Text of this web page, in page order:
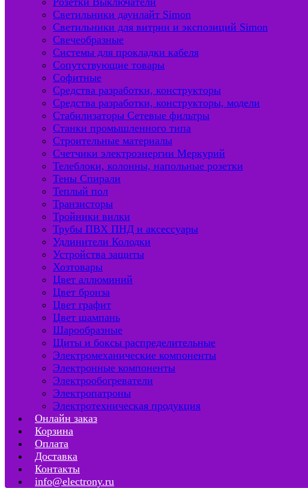
Светильники даунлайт Simon
Светильники для витрин и экспозиций Simon
Свечеобразные
Системы для прокладки кабеля
Сопутствующие товары
Софитные
Средства разработки, конструкторы
Средства разработки, конструкторы, модели
Стабилизаторы Сетевые фильтры
Станки промышленного типа
Строительные материалы
Счетчики электроэнергии Меркурий
Телеблоки, колонны, напольные розетки
Тены Спирали
Теплый пол
Транзисторы
Тройники вилки
Трубы ПВХ ПНД и аксессуары
Удлинители Колодки
Устройства защиты
Хозтовары
Цвет аллюминий
Цвет бронза
Цвет графит
Цвет шампань
Шарообразные
Щиты и боксы распределительные
Электромеханические компоненты
Электронные компоненты
Электрообогреватели
Электропатроны
Электротехническая продукция
Онлайн заказ
Корзина
Оплата
Доставка
Контакты
info@electrony.ru